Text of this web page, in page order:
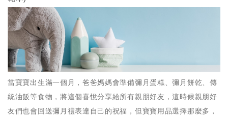
當寶寶出生滿一個月，爸爸媽媽會準備彌月蛋糕、彌月餅乾、傳
統油飯等食物，將這個喜悅分享給所有親朋好友，這時候親朋好
友們也會回送彌月禮表達自己的祝福，但寶寶用品選擇那麼多，